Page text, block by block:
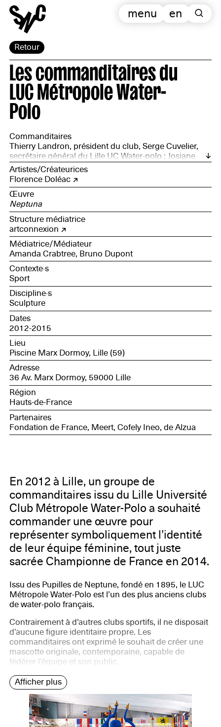
Retour
en
menu
Les commanditaires du
LUC Métropole Water-
Polo
Commanditaires
Thierry Landron, président du club, Serge Cuvelier,
secrétaire général du Lille UC Water-polo ; Josiane
Cuvelier, trésorière bénévole du club ; Julien Pattin,
membre du bureau de la section ; Yvon Depoortere,
directeur de piscine ; Frédéric Vandenboogaerde,
bénévole au sein de la section sportive ; Valérie
Destailleur, responsable d’une piscine, ancienne
joueuse et fondatrice de la section féminine ; Didier
Hazebrouck, trésorier de la section sportive ; Charlotte
Depoortere, étudiante, manager générale de la section
; Sylvain Paillette, vice-président de la section sportive ;
Denis Lefebvre, bénévole du club et ancien joueur
Artistes/Créateurices
Florence Doléac
Œuvre
Neptuna
Structure médiatrice
artconnexion
Médiatrice/Médiateur
Amanda Crabtree, Bruno Dupont
Contexte·s
Sport
Discipline·s
Sculpture
Dates
2012-2015
Lieu
Piscine Marx Dormoy, Lille (59)
Adresse
36 Av. Marx Dormoy, 59000 Lille
Région
Hauts-de-France
Partenaires
Fondation de France, Meert, Cofely Ineo, de Alzua
En 2012 à Lille, un groupe de
commanditaires issu du Lille Université
Club Métropole Water-Polo a souhaité
commander une œuvre pour
représenter symboliquement l’identité
de leur équipe féminine, tout juste
sacrée Championne de France en 2014.
Issu des Pupilles de Neptune, fondé en 1895, le LUC
Métropole Water-Polo est l’un des plus anciens clubs
de water-polo français.
Contrairement à d’autres clubs sportifs, il ne disposait
d’aucune figure identitaire propre. Les
commanditaires ont exprimé le souhait de créer une
mascotte originale, contemporaine, capable de
fédérer l’équipe et son public.
Afficher plus